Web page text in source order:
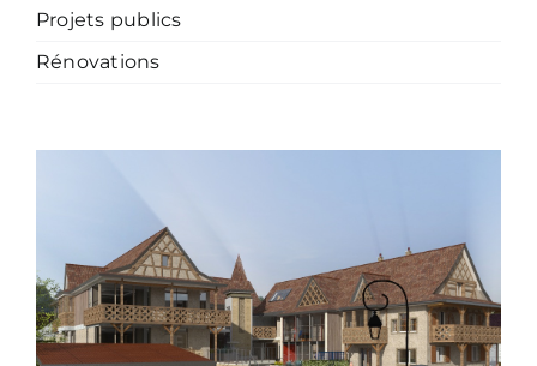
Projets publics
Rénovations